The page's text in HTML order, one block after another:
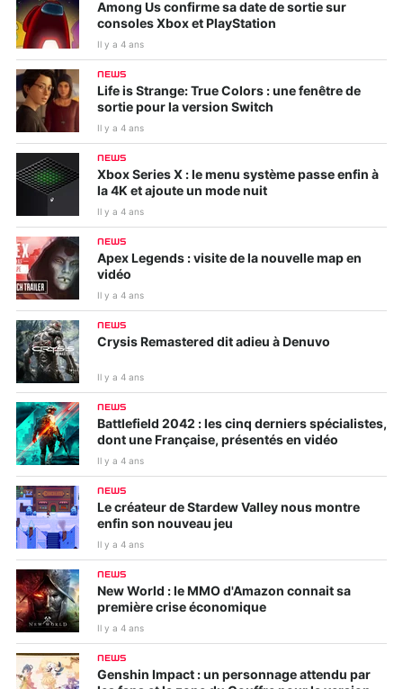
Among Us confirme sa date de sortie sur
consoles Xbox et PlayStation
Il y a 4 ans
NEWS
Life is Strange: True Colors : une fenêtre de
sortie pour la version Switch
Il y a 4 ans
NEWS
Xbox Series X : le menu système passe enfin à
la 4K et ajoute un mode nuit
Il y a 4 ans
NEWS
Apex Legends : visite de la nouvelle map en
vidéo
Il y a 4 ans
NEWS
Crysis Remastered dit adieu à Denuvo
Il y a 4 ans
NEWS
Battlefield 2042 : les cinq derniers spécialistes,
dont une Française, présentés en vidéo
Il y a 4 ans
NEWS
Le créateur de Stardew Valley nous montre
enfin son nouveau jeu
Il y a 4 ans
NEWS
New World : le MMO d'Amazon connait sa
première crise économique
Il y a 4 ans
NEWS
Genshin Impact : un personnage attendu par